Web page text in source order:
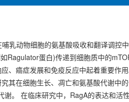
乳动物细胞的氨基酸吸收和翻译调
Ragulator蛋白)传递到细胞质中的
、癌症发展和免疫反应中起着重要
其在细胞生长、凋亡和氨基酸代谢
。 在临床研究中，RagA的表达和